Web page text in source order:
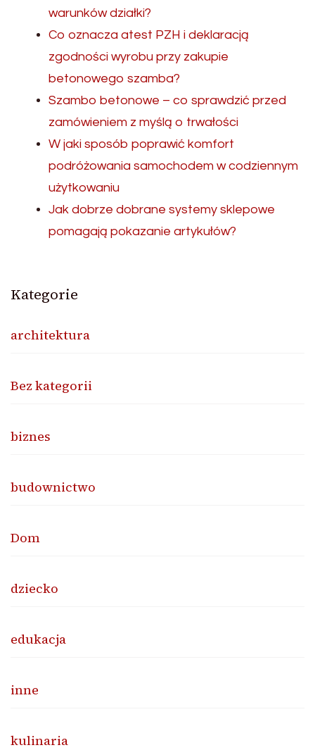
warunków działki?
Co oznacza atest PZH i deklaracją
zgodności wyrobu przy zakupie
betonowego szamba?
Szambo betonowe – co sprawdzić przed
zamówieniem z myślą o trwałości
W jaki sposób poprawić komfort
podróżowania samochodem w codziennym
użytkowaniu
Jak dobrze dobrane systemy sklepowe
pomagają pokazanie artykułów?
Kategorie
architektura
Bez kategorii
biznes
budownictwo
Dom
dziecko
edukacja
inne
kulinaria